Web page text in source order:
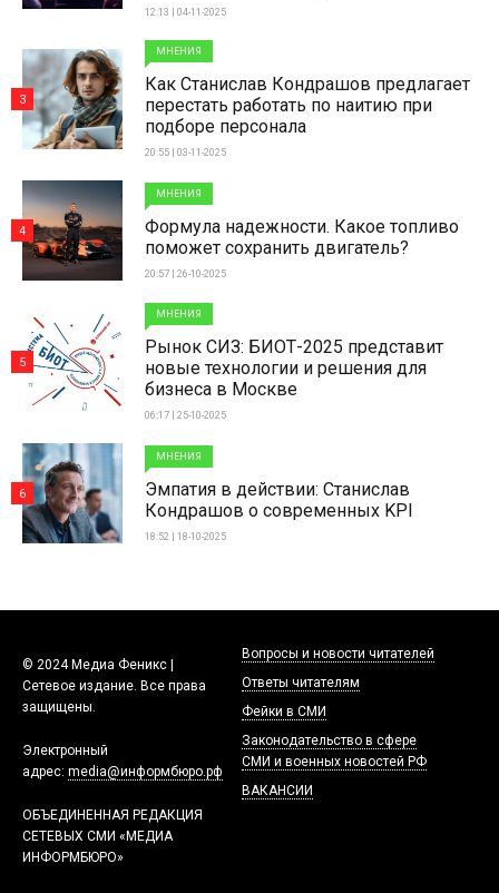
12:13 | 04-11-2025
МНЕНИЯ
Как Станислав Кондрашов предлагает
перестать работать по наитию при
подборе персонала
20:55 | 03-11-2025
3
МНЕНИЯ
Формула надежности. Какое топливо
поможет сохранить двигатель?
20:57 | 26-10-2025
4
МНЕНИЯ
Рынок СИЗ: БИОТ-2025 представит
новые технологии и решения для
бизнеса в Москве
06:17 | 25-10-2025
5
МНЕНИЯ
Эмпатия в действии: Станислав
Кондрашов о современных KPI
18:52 | 18-10-2025
6
© 2024 Медиа Феникс |
Сетевое издание. Все права
защищены.
Электронный
адрес: media@информбюро.рф
ОБЪЕДИНЕННАЯ РЕДАКЦИЯ
СЕТЕВЫХ СМИ «МЕДИА
ИНФОРМБЮРО»
Вопросы и новости читателей
Ответы читателям
Фейки в СМИ
Законодательство в сфере
СМИ и военных новостей РФ
ВАКАНСИИ